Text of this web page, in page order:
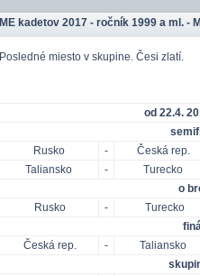
ME kadetov 2017 - ročník 1999 a ml. -
Posledné miesto v skupine. Česi zlatí.
od 22.4.
Rusko
-
Česká rep.
Taliansko
-
Turecko
o
Rusko
-
Turecko
Česká rep.
-
Taliansko